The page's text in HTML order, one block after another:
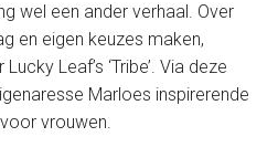
wel een ander verhaal. Over
en eigen keuzes maken,
Leaf’s ‘Tribe’. Via deze
Marloes inspirerende
vrouwen.